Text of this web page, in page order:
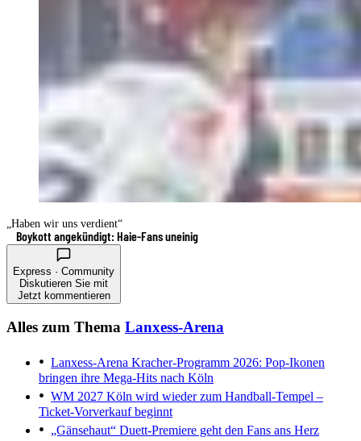
„Haben wir uns verdient“
Boykott angekündigt: Haie-Fans uneinig
Express · Community
Diskutieren Sie mit
Jetzt kommentieren
Alles zum Thema Lanxess-Arena
Lanxess-Arena Kracher-Programm 2026: Pop-Ikonen
bringen ihre Mega-Hits nach Köln
WM 2027 Köln wird wieder zum Handball-Tempel –
Ticket-Vorverkauf beginnt
„Gänsehaut“ Duett-Premiere geht den Fans ans Herz